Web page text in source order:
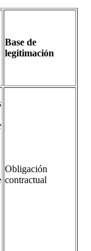
Base de
legitimación
Obligación
contractual